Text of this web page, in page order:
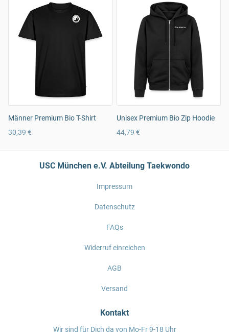
Männer Premium Bio T-Shirt
30,39 €
Unisex Premium Bio Zip Hoodie
44,79 €
USC München e.V. Abteilung Taekwondo
Impressum
Datenschutz
FAQs
Widerruf einreichen
AGB
Versand
Kontakt
Wir sind für Dich da von Mo-Fr 9-18 Uhr